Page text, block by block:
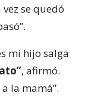
se quedó
mi hijo salga
, afirmó.
la mamá”.